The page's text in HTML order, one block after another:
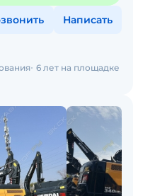
Написать
6 лет на площадке